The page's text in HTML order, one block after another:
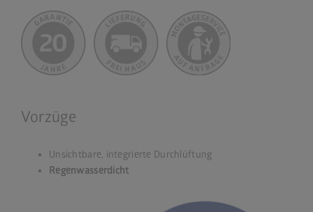
Vorzüge
Unsichtbare, integrierte Durchlüftung
Regenwasserdicht